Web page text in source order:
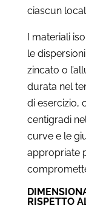
ciascun
I materiali
le
zincato o
durata nel
di esercizio,
centigradi
curve e le
appropriate
RISPETTO